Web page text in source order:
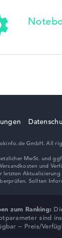
GmbH. All
zum Ranking:
sind
– Preis/